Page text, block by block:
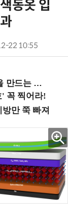
동옷 입
22 10:55
20 강남역)